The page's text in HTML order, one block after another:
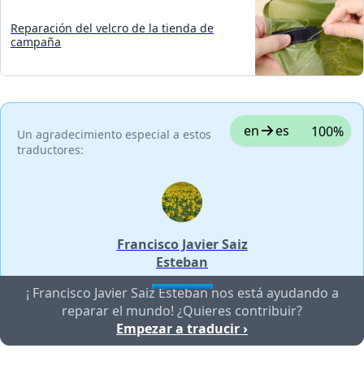
Reparación del velcro de la tienda de
campaña
Un agradecimiento especial a estos
traductores:
en es 100%
Francisco Javier Saiz
Esteban
¡ Francisco Javier Saiz Esteban nos está ayudando a
reparar el mundo! ¿Quieres contribuir?
Empezar a traducir ›